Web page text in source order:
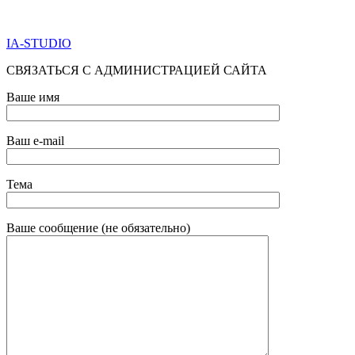
IA-STUDIO
СВЯЗАТЬСЯ С АДМИНИСТРАЦИЕЙ САЙТА
Ваше имя
Ваш e-mail
Тема
Ваше сообщение (не обязательно)